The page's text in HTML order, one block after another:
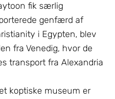
fik særlig
genfærd af
i Egypten, blev
fra Venedig, hvor de
transport fra Alexandria
koptiske museum er